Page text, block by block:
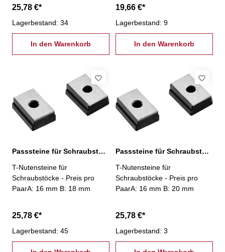
25,78 €*
Lagerbestand: 34
In den Warenkorb
19,66 €*
Lagerbestand: 9
In den Warenkorb
Passsteine für Schraubstöcke, 16/18 mm
T-Nutensteine für
Schraubstöcke - Preis pro
PaarA: 16 mm B: 18 mm
25,78 €*
Lagerbestand: 45
Passsteine für Schraubstöcke, 16/20 mm
T-Nutensteine für
Schraubstöcke - Preis pro
PaarA: 16 mm B: 20 mm
25,78 €*
Lagerbestand: 3